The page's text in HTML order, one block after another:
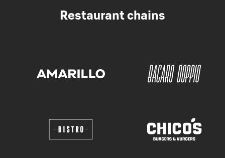
Restaurant chains